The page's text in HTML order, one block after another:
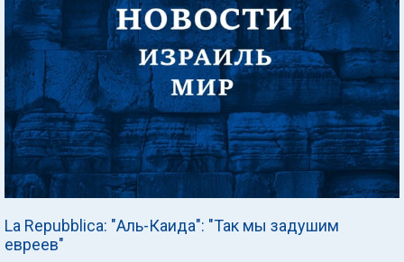
La Repubblica: "Аль-Каида": "Так мы задушим
евреев"